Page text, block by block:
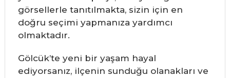
görsellerle tanıtılmakta, sizin için en
doğru seçimi yapmanıza yardımcı
olmaktadır.
Gölcük’te yeni bir yaşam hayal
ediyorsanız, ilçenin sunduğu olanakları ve